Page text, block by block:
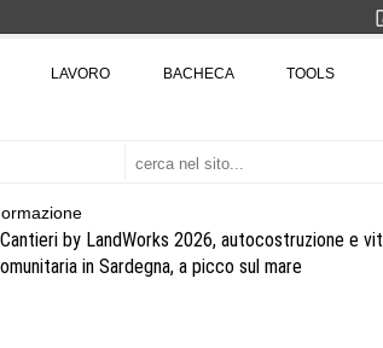
LAVORO BACHECA TOOLS
by LandWorks 2026, autocostruzione e
in Sardegna, a picco sul mare
mostra